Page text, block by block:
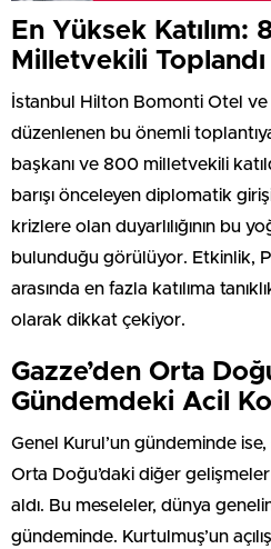
En Yüksek Katılım:
Milletvekili Toplandı
İstanbul Hilton Bomonti Otel ve
düzenlenen bu önemli
başkanı ve 800 milletvekili
barışı önceleyen diplomatik
krizlere olan duyarlılığının bu
bulunduğu görülüyor. Etkinlik,
arasında en fazla katılıma
olarak dikkat çekiyor.
Gazze’den Orta
Gündemdeki Acil
Genel Kurul’un gündeminde ise,
Orta Doğu’daki diğer
aldı. Bu meseleler, dünya
gündeminde. Kurtulmuş’un